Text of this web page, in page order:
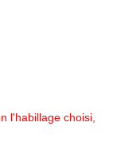
l'habillage choisi,